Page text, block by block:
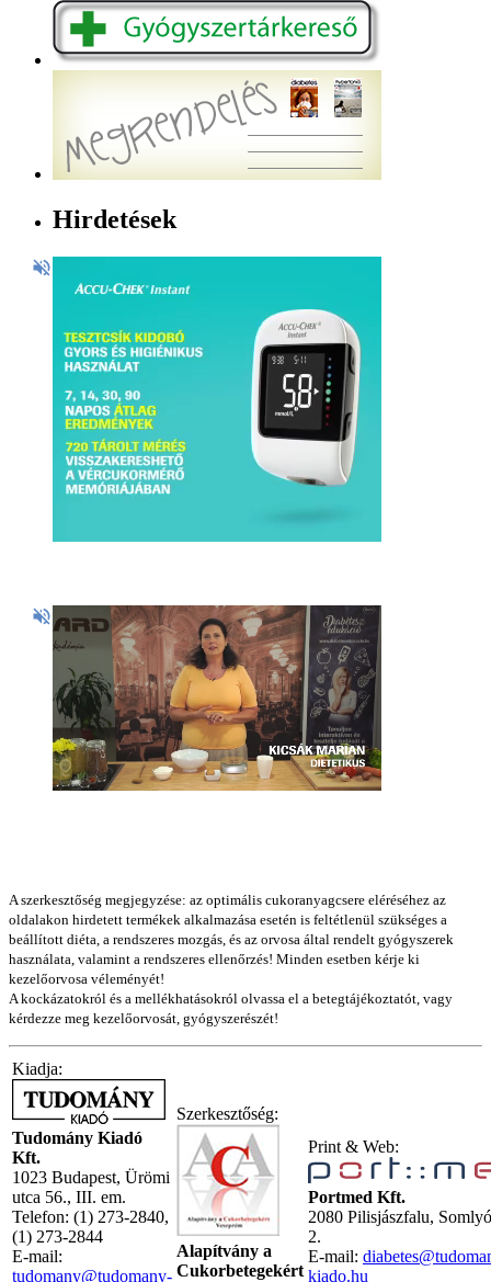
Hirdetések
A szerkesztőség megjegyzése: az optimális cukoranyagcsere eléréséhez az
oldalakon hirdetett termékek alkalmazása esetén is feltétlenül szükséges a
beállított diéta, a rendszeres mozgás, és az orvosa által rendelt gyógyszerek
használata, valamint a rendszeres ellenőrzés! Minden esetben kérje ki
kezelőorvosa véleményét!
A kockázatokról és a mellékhatásokról olvassa el a betegtájékoztatót, vagy
kérdezze meg kezelőorvosát, gyógyszerészét!
Kiadja:
Tudomány Kiadó
Kft.
1023 Budapest, Ürömi
utca 56., III. em.
Telefon: (1) 273-2840,
(1) 273-2844
E-mail:
tudomany@tudomany-
Szerkesztőség:
Alapítvány a
Cukorbetegekért
Print & Web:
Portmed Kft.
2080 Pilisjászfalu,
2.
E-mail:
kiado.hu